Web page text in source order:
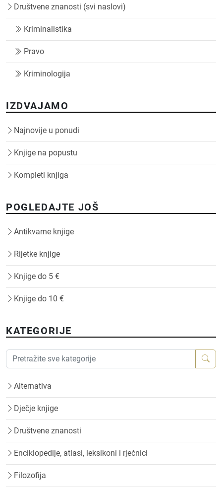
Društvene znanosti (svi naslovi)
Kriminalistika
Pravo
Kriminologija
IZDVAJAMO
Najnovije u ponudi
Knjige na popustu
Kompleti knjiga
POGLEDAJTE JOŠ
Antikvarne knjige
Rijetke knjige
Knjige do 5 €
Knjige do 10 €
KATEGORIJE
Alternativa
Dječje knjige
Društvene znanosti
Enciklopedije, atlasi, leksikoni i rječnici
Filozofija